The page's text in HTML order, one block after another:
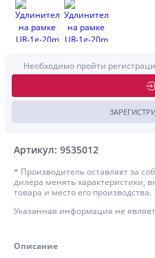
Артикул: 9535012
Необходимо пройти
* Производитель оставляет за
дилера менять характеристики,
товара и место его производства.
Указанная информация не
Описание